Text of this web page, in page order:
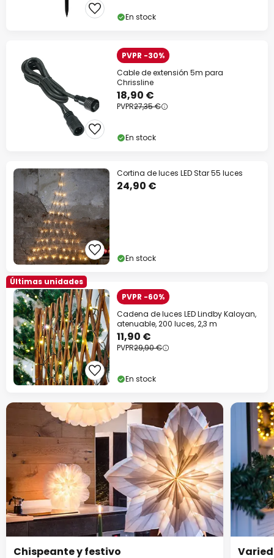
En stock
PVPR -30%
Cable de extensión 5m para
Chrissline
18,90 €
PVPR27,35 €
En stock
Cortina de luces LED Star 55 luces
24,90 €
En stock
Últimas unidades
PVPR -60%
Cadena de luces LED Lindby Kaloyan,
atenuable, 200 luces, 2,3 m
11,90 €
PVPR29,90 €
En stock
Chispeante y festivo